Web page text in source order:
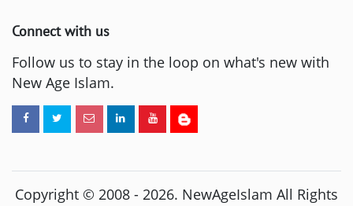
Connect with us
Follow us to stay in the loop on what's new with
New Age Islam.
Copyright © 2008 - 2026. NewAgeIslam All Rights